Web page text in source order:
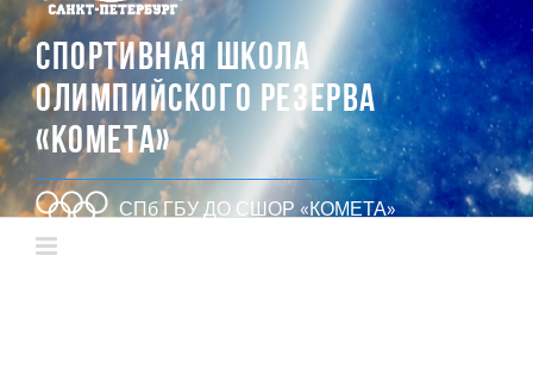
СПОРТИВНАЯ ШКОЛА
ОЛИМПИЙСКОГО РЕЗЕРВА
«КОМЕТА»
СПб ГБУ ДО СШОР «КОМЕТА»